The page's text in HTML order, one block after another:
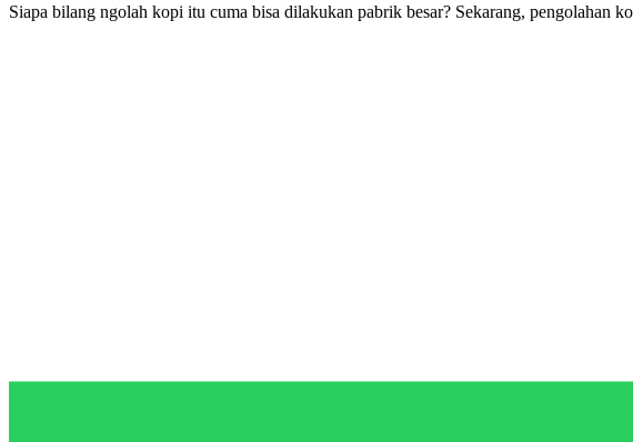
Siapa bilang ngolah kopi itu cuma bisa dilakukan pabrik besar? Sekarang,